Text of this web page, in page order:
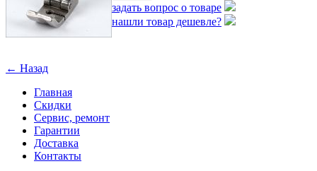
задать вопрос о товаре
нашли товар дешевле?
← Назад
Главная
Скидки
Сервис, ремонт
Гарантии
Доставка
Контакты